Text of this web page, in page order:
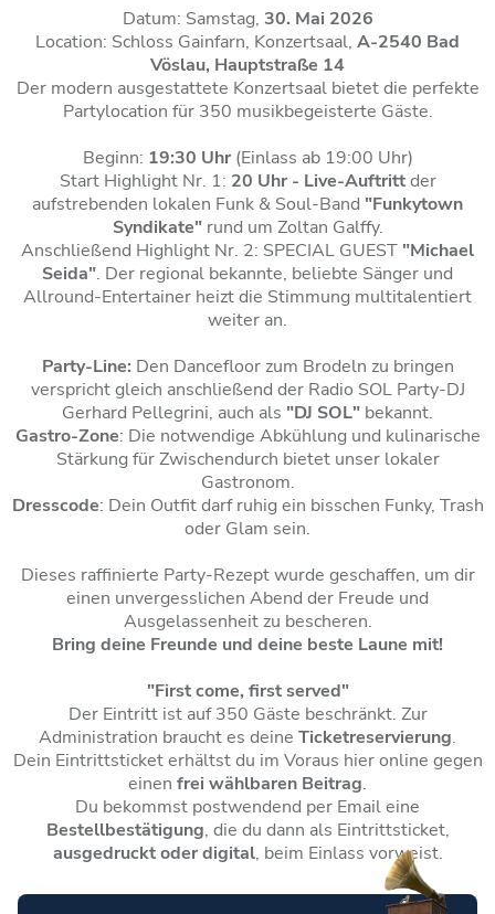
Datum: Samstag, 30. Mai 2026
Location: Schloss Gainfarn, Konzertsaal, A-2540 Bad
Vöslau, Hauptstraße 14
Der modern ausgestattete Konzertsaal bietet die perfekte
Partylocation für 350 musikbegeisterte Gäste.
Beginn: 19:30 Uhr(Einlass ab 19:00 Uhr)
Start Highlight Nr. 1: 20 Uhr - Live-Auftrittder
aufstrebenden lokalen Funk & Soul-Band "Funkytown
Syndikate"rund um Zoltan Galffy.
Anschließend Highlight Nr. 2: SPECIAL GUEST"Michael
Seida". Der regional bekannte, beliebte Sänger und
Allround-Entertainer heizt die Stimmung multitalentiert
weiter an.
Party-Line: Den Dancefloor zum Brodeln zu bringen
verspricht gleich anschließend der Radio SOL Party-DJ
Gerhard Pellegrini, auch als "DJ SOL" bekannt.
Gastro-Zone: Die notwendige Abkühlung und kulinarische
Stärkung für Zwischendurch bietet unser lokaler
Gastronom.
Dresscode: Dein Outfit darf ruhig ein bisschen Funky, Trash
oder Glam sein.
Dieses raffinierte Party-Rezept wurde geschaffen, um dir
einen unvergesslichen Abend der Freude und
Ausgelassenheit zu bescheren.
Bring deine Freunde und deine beste Laune mit!
"First come, first served"
Der Eintritt ist auf 350 Gäste beschränkt. Zur
Administration braucht es deine Ticketreservierung.
Dein Eintrittsticket erhältst du im Voraus hier online gegen
einen frei wählbaren Beitrag.
Du bekommst postwendend per Email eine
Bestellbestätigung, die du dann als Eintrittsticket,
ausgedruckt oder digital, beim Einlass vorweist.